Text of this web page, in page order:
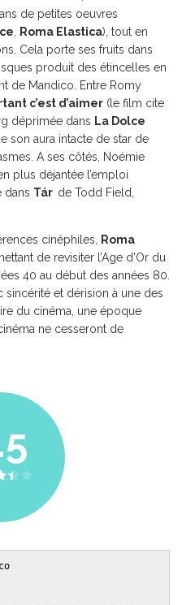
de petites oeuvres
Roma Elastica), tout en
Cela porte ses fruits dans
produit des étincelles en
de Mandico. Entre Romy
c’est d’aimer (le film cite
déprimée dans La Dolce
son aura intacte de star de
A ses côtés, Noémie
plus déjantée l’emploi
dans Tár de Todd Field,
cinéphiles,
Roma
de revisiter l’Age d’Or du
40 au début des années 80.
et dérision à une des
du cinéma, une époque
ne cesseront de